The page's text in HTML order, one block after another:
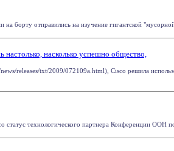
борту отправились на изучение гигантской
насколько успешно общество,
releases/txt/2009/072109a.html), Cisco решила
технологического партнера Конференции ООН